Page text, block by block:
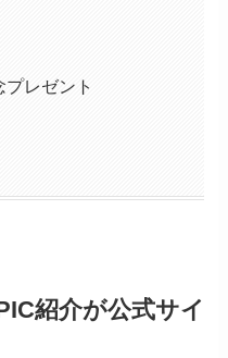
レゼント
紹介が公式サイ